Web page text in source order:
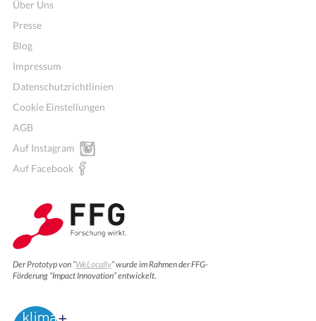
Mitglieder für Vereine, Initiativen
Über Uns
Presse
Blog
Impressum
Datenschutzrichtlinien
Cookie Einstellungen
AGB
Auf Instagram
Auf Facebook
Der Prototyp von “WeLocally” wurde im Rahmen der FFG-
Förderung “Impact Innovation” entwickelt.